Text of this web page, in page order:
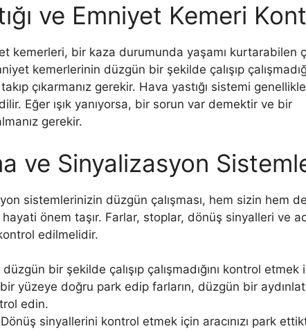
ve Emniyet Kemeri
kemerleri, bir kaza durumunda yaşamı kurtarabilen
kemerlerinin düzgün bir şekilde çalışıp
çıkarmanız gerekir. Hava yastığı sistemi
Eğer ışık yanıyorsa, bir sorun var demektir ve bir
gerekir.
ve Sinyalizasyon
sistemlerinizin düzgün çalışması, hem sizin hem
önem taşır. Farlar, stoplar, dönüş sinyalleri ve
edilmelidir.
düzgün bir şekilde çalışıp çalışmadığını kontrol etmek
yüzeye doğru park edip farların, düzgün bir
edin.
Dönüş sinyallerini kontrol etmek için aracınızı park